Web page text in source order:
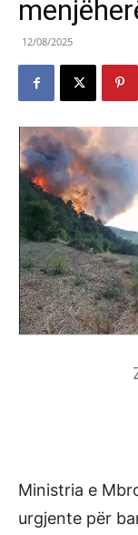
12/08/2025
Ministria e
urgjente për